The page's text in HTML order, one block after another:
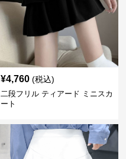
¥4,760 (税込)
二段フリル ティアード ミニスカ
ート